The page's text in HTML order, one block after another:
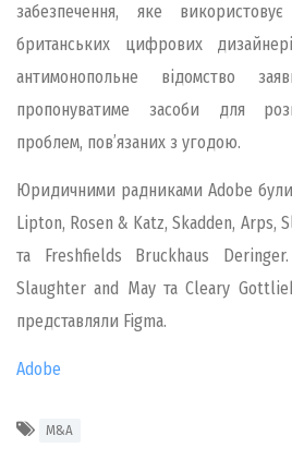
забезпечення, яке
британських цифрових
антимонопольне відомство
пропонуватиме засоби для
проблем, пов’язаних з угодою.
Юридичними радниками Adobe
Lipton, Rosen & Katz, Skadden, Arps,
та Freshfields Bruckhaus
Slaughter and May та Cleary
представляли Figma.
Adobe
M&A